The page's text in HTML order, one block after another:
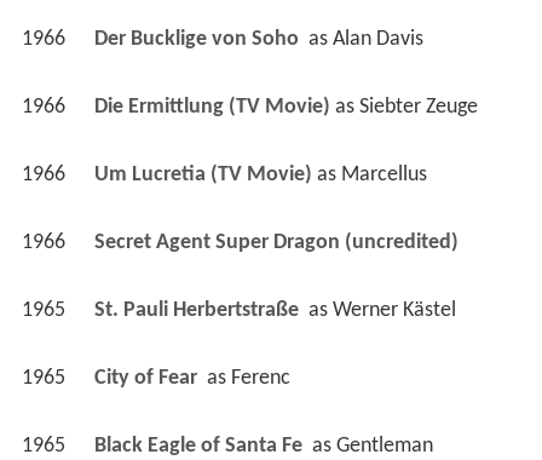
1966 Der Bucklige von Soho as Alan Davis
1966 Die Ermittlung (TV Movie) as Siebter Zeuge
1966 Um Lucretia (TV Movie) as Marcellus
1966 Secret Agent Super Dragon (uncredited)
1965 St. Pauli Herbertstraße as Werner Kästel
1965 City of Fear as Ferenc
1965 Black Eagle of Santa Fe as Gentleman